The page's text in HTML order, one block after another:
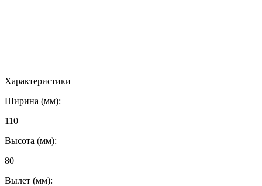
Характеристики
Ширина (мм):
110
Высота (мм):
80
Вылет (мм):